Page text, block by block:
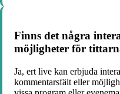
Finns det några
möjligheter för
Ja, ert live kan erbjuda
kommentarsfält eller